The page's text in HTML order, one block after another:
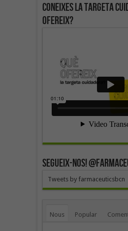
Coneixes la targeta
ofereix?
SEGUEIX-NOS!
Tweets by farmaceuticsbcn
Nous Popular